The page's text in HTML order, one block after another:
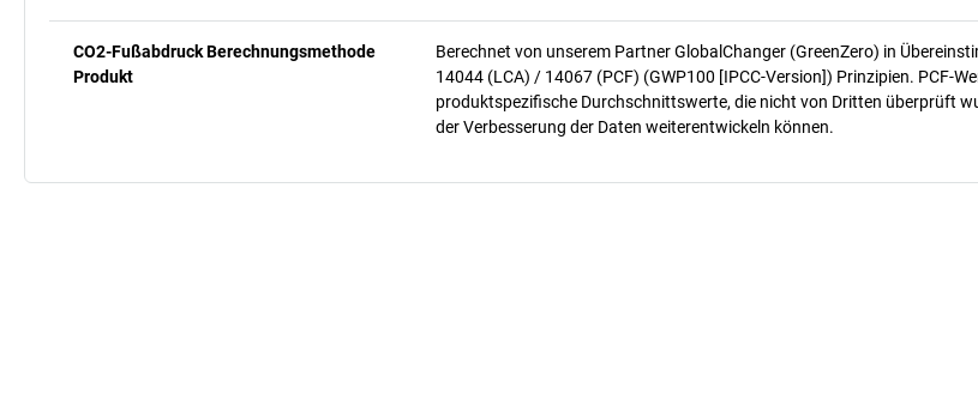
CO2-Fußabdruck Berechnungsmethode
Produkt
Berechnet von unserem Partner GlobalChanger (GreenZero) in
14044 (LCA) / 14067 (PCF) (GWP100 [IPCC-Version]) Prinzipien. PCF-
produktspezifische Durchschnittswerte, die nicht von Dritten überprüft
der Verbesserung der Daten weiterentwickeln können.